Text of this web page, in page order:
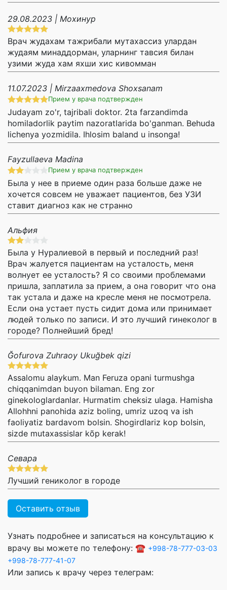
29.08.2023 | Мохинур
Врач жудахам тажрибали мутахассиз улардан
жудаям минаддорман, уларнинг тавсия билан
узими жуда хам яхши хис кивомман
11.07.2023 | Mirzaaxmedova Shoxsanam
Прием у врача подтвержден
Judayam zo'r, tajribali doktor. 2ta farzandimda
homiladorlik paytim nazoratlarida bo'ganman. Behuda
lichenya yozmidila. Ihlosim baland u insonga!
Fayzullaeva Madina
Прием у врача подтвержден
Была у нее в приеме один раза больше даже не
хочется совсем не уважает пациентов, без УЗИ
ставит диагноз как не странно
Альфия
Была у Нуралиевой в первый и последний раз!
Врач жалуется пациентам на усталость, меня
волнует ее усталость? Я со своими проблемами
пришла, заплатила за прием, а она говорит что она
так устала и даже на кресле меня не посмотрела.
Если она устает пусть сидит дома или принимает
людей только по записи. И это лучший гинеколог в
городе? Полнейший бред!
Ğofurova Zuhraoy Ukuğbek qizi
Assalomu alaykum. Man Feruza opani turmushga
chiqqanimdan buyon bilaman. Eng zor
ginekologlardanlar. Hurmatim cheksiz ulaga. Hamisha
Allohhni panohida aziz boling, umriz uzoq va ish
faoliyatiz bardavom bolsin. Shogirdlariz kop bolsin,
sizde mutaxassislar kõp kerak!
Севара
Лучший гениколог в городе
Оставить отзыв
Узнать подробнее и записаться на консультацию к
врачу вы можете по телефону: ☎️ +998-78-777-03-03
+998-78-777-41-07
Или запись к врачу через телеграм: